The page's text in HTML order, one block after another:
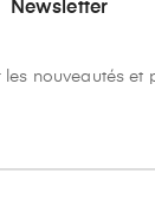
Newsletter
les nouveautés et